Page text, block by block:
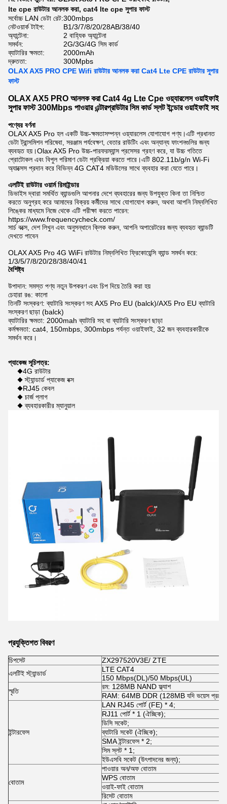
lte cpe রাউটার আনলক করা, cat4 lte cpe সুপার ফাস্ট
সর্বোচ্চ LAN ডেটা রেট:300mbps
নেটওয়ার্ক টাইপ:
B1/3/7/8/20/28AB/38/40
অ্যান্টেনা:
2 বাহ্যিক অ্যান্টেনা
সমর্থন:
2G/3G/4G সিম কার্ড
ব্যাটারির ক্ষমতা:
2000mAh
দ্রুততা:
300Mpbs
OLAX AX5 PRO CPE Wifi রাউটার আনলক করা Cat4 Lte CPE রাউটার সুপার
ফাস্ট
OLAX AX5 PRO আনলক করা Cat4 4g Lte Cpe ওয়্যারলেস ওয়াইফাই
সুপার ফাস্ট 300Mbps পাওয়ার এন্টারপ্রাউটার সিম কার্ড স্লট ইন্ডোর ওয়াইফাই সহ
পণ্যের বর্ণনা
OLAX AX5 Pro হল একটি উচ্চ-ক্ষমতাসম্পন্ন ওয়্যারলেস যোগাযোগ পণ্য।এটি প্রধানত
ডেটা ট্রান্সমিশন পরিষেবা, সরঞ্জাম পর্যবেক্ষণ, বেতার রাউটিং এবং অন্যান্য ফাংশনগুলির জন্য
ব্যবহৃত হয়।Olax AX5 Pro উচ্চ-পারফরম্যান্স প্রসেসর গ্রহণ করে, যা উচ্চ গতিতে
প্রোটোকল এবং বিপুল পরিমাণ ডেটা প্রক্রিয়া করতে পারে।এটি 802.11b/g/n Wi-Fi
অ্যাক্সেস প্রদান করে বিভিন্ন 4G CAT4 মডিউলের সাথে ব্যবহার করা যেতে পারে।
এলটিই রাউটার ওয়ার্ম রিমাইন্ডার
ডিভাইস দ্বারা সমর্থিত ব্যান্ডগুলি আপনার দেশে ব্যবহারের জন্য উপযুক্ত কিনা তা নিশ্চিত
করতে অনুগ্রহ করে আমাদের বিক্রয় কর্মীদের সাথে যোগাযোগ করুন, অথবা আপনি নিম্নলিখিত
লিঙ্কের মাধ্যমে নিজে থেকে এটি পরীক্ষা করতে পারেন:
https://www.frequencycheck.com/
সার্চ বক্সে, দেশ লিখুন এবং অনুসন্ধানে ক্লিক করুন, আপনি অপারেটরের জন্য ব্যবহৃত ব্যান্ডটি
দেখতে পাবেন
OLAX AX5 Pro 4G WiFi রাউটার নিম্নলিখিত ফ্রিকোয়েন্সি ব্যান্ড সমর্থন করে:
1/3/5/7/8/20/28/38/40/41
বৈশিষ্ট্য
উপাদান: সমস্ত পণ্য নতুন উপকরণ এবং চিপ দিয়ে তৈরি করা হয়
চেহারা রঙ: কালো
তিনটি সংস্করণ: ব্যাটারি সংস্করণ সহ AX5 Pro EU (balck)/AX5 Pro EU ব্যাটারি
সংস্করণ ছাড়া (balck)
ব্যাটারির ক্ষমতা: 2000mah ব্যাটারি সহ বা ব্যাটারি সংস্করণ ছাড়া
কর্মক্ষমতা: cat4, 150mbps, 300mbps পর্যন্ত ওয়াইফাই, 32 জন ব্যবহারকারীকে
সমর্থন করে।
প্যাকেজ সূচিপত্র:
◆4G রাউটার
◆ স্ট্যান্ডার্ড প্যাকেজ বক্স
◆RJ45 কেবল
◆ চার্জ প্লাগ
◆ ব্যবহারকারীর ম্যানুয়াল
প্রযুক্তিগত বিবরণ
চিপসেট
ZX297520V3E/ ZTE
এলটিই স্ট্যান্ডার্ড
LTE CAT4
150 Mbps(DL)/50 Mbps(UL)
স্মৃতি
রম: 128MB NAND ফ্ল্যাশ
RAM: 64MB DDR (128MB যদি ভয়েস
ইন্টারফেস
LAN RJ45 পোর্ট (FE) * 4;
RJ11 পোর্ট * 1 (ঐচ্ছিক);
ডিসি সকেট;
ব্যাটারি সকেট (ঐচ্ছিক);
SMA ইন্টারফেস * 2;
সিম স্লট * 1;
ইউএসবি সকেট (উৎপাদনের জন্য);
বোতাম
পাওয়ার অন/অফ বোতাম
WPS বোতাম
ওয়াই-ফাই বোতাম
রিসেট বোতাম